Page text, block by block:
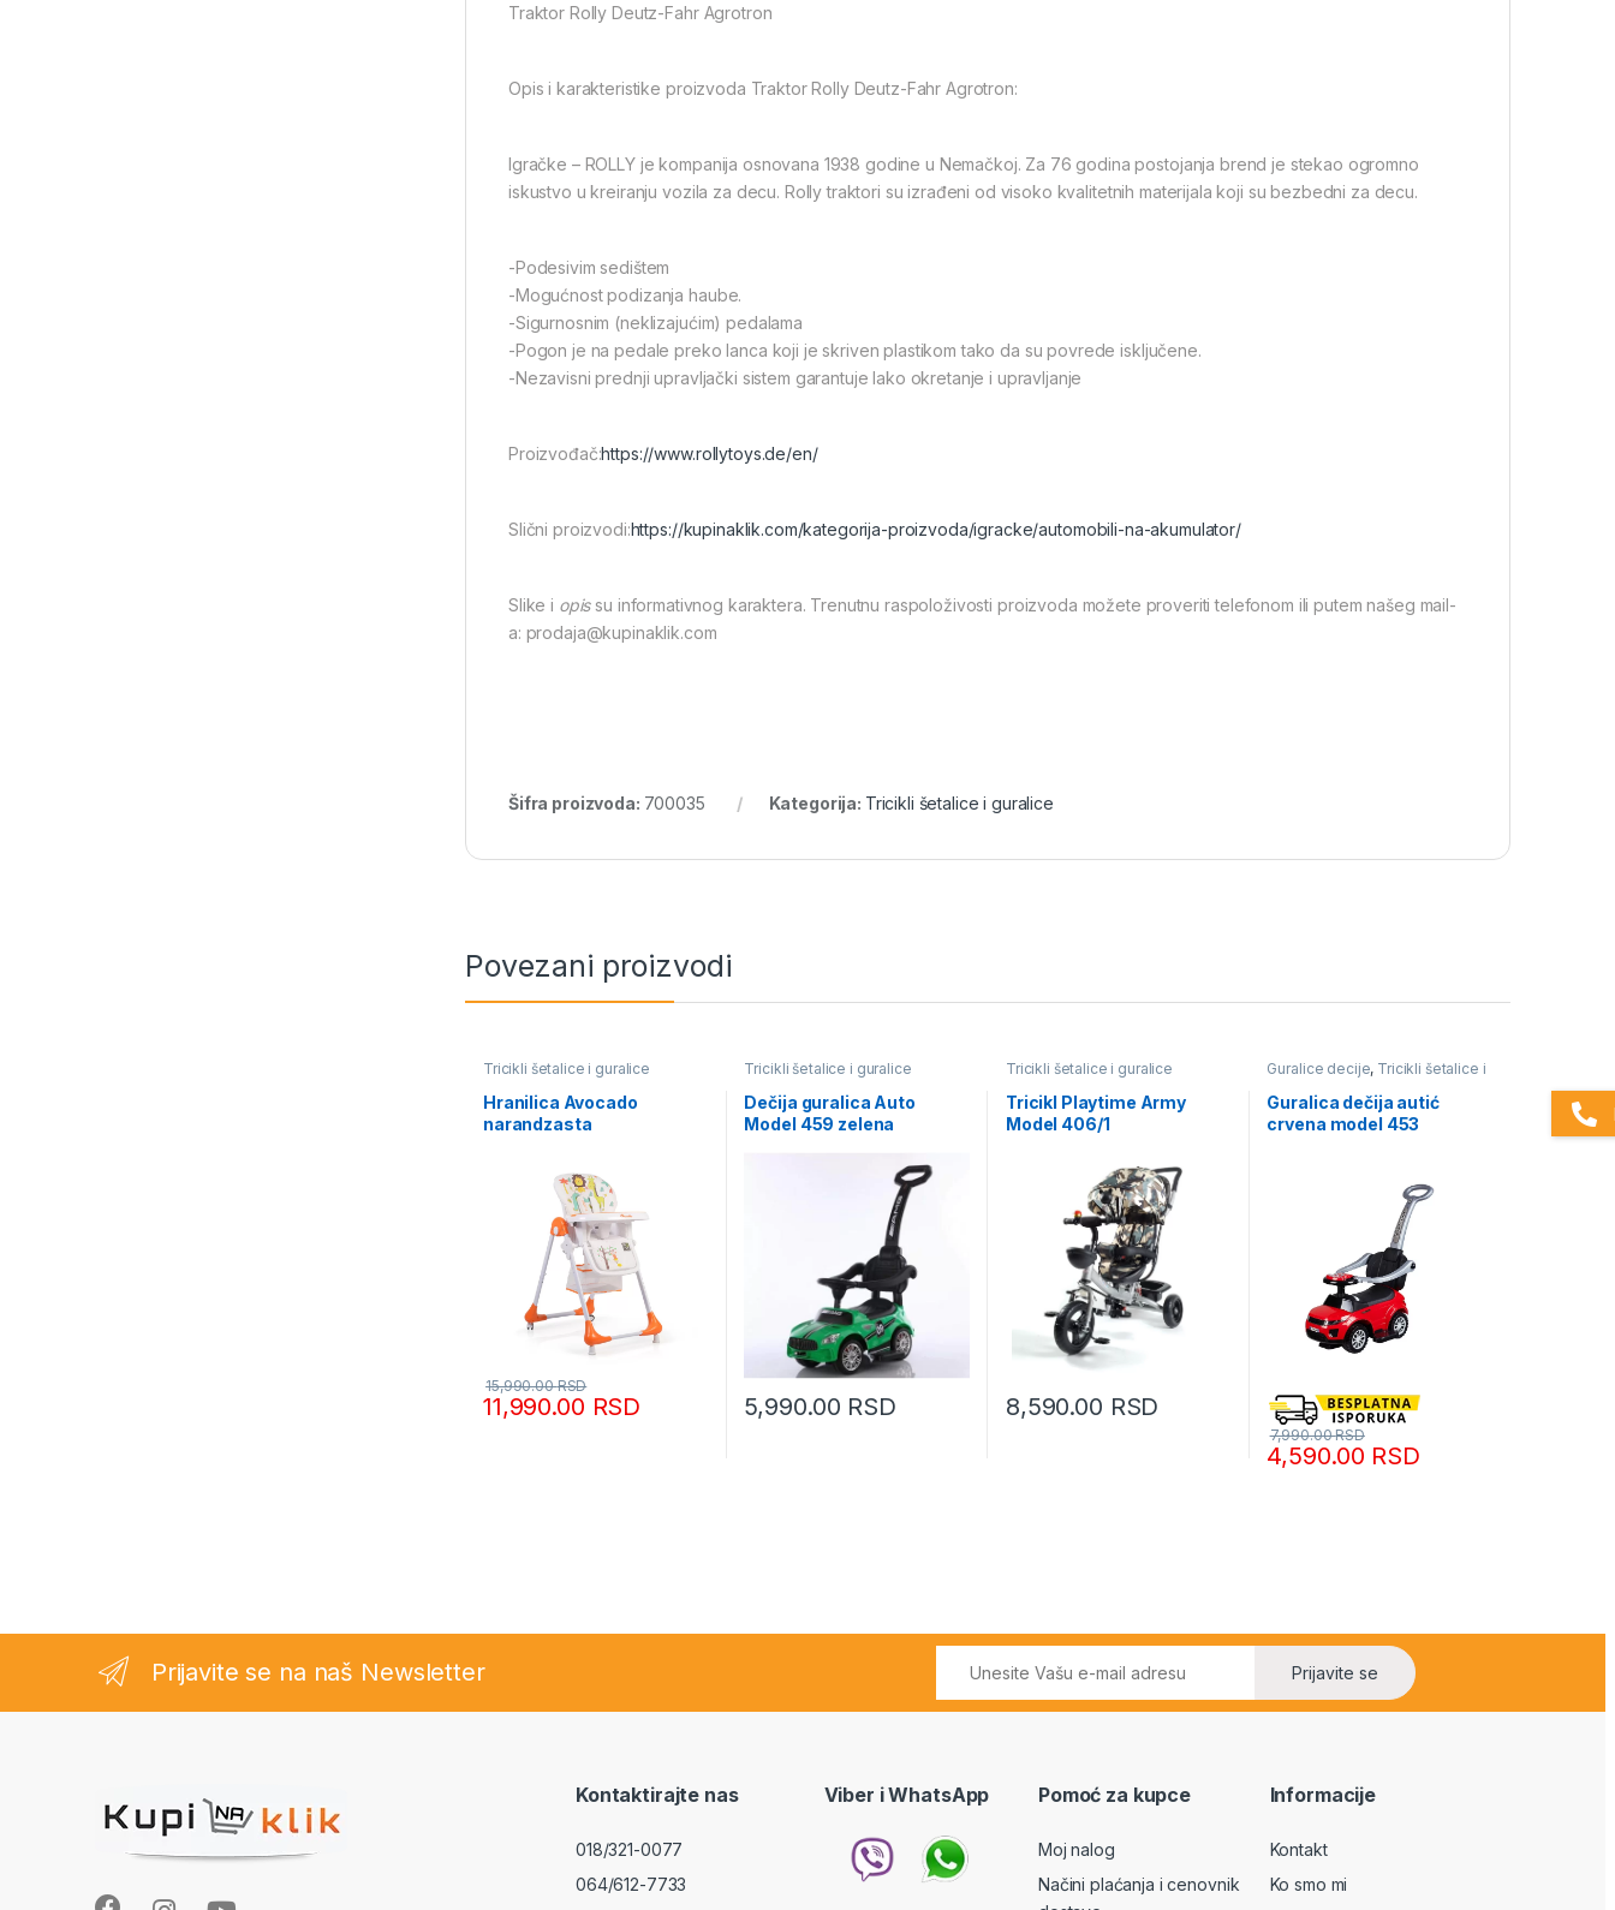
Traktor Rolly Deutz-Fahr Agrotron
Opis i karakteristike proizvoda Traktor Rolly Deutz-Fahr Agrotron:
Igračke – ROLLY je kompanija osnovana 1938 godine u Nemačkoj. Za 76 godina postojanja brend je stekao ogromno
iskustvo u kreiranju vozila za decu. Rolly traktori su izrađeni od visoko kvalitetnih materijala koji su bezbedni za decu.
-Podesivim sedištem
-Mogućnost podizanja haube.
-Sigurnosnim (neklizajućim) pedalama
-Pogon je na pedale preko lanca koji je skriven plastikom tako da su povrede isključene.
-Nezavisni prednji upravljački sistem garantuje lako okretanje i upravljanje
Proizvođač:https://www.rollytoys.de/en/
Slični proizvodi:https://kupinaklik.com/kategorija-proizvoda/igracke/automobili-na-akumulator/
Slike i opissu informativnog karaktera. Trenutnu raspoloživosti proizvoda možete proveriti telefonom ili putem našeg mail-
a: prodaja@kupinaklik.com
Šifra proizvoda: 700035 Kategorija: Tricikli šetalice i guralice
Povezani proizvodi
Tricikli šetalice i guralice
Hranilica Avocado
narandzasta
11,990.00 RSD
15,990.00RSD
Tricikli šetalice i guralice
Dečija guralica Auto
Model 459 zelena
5,990.00 RSD
Tricikli šetalice i guralice
Tricikl Playtime Army
Model 406/1
8,590.00 RSD
Guralice decije, Tricikli šetalice i
Guralica dečija autić
crvena model 453
4,590.00 RSD
7,990.00RSD
Prijavite se na naš Newsletter Prijavite se
Kontaktirajte nas
018/321-0077
064/612-7733
Viber i WhatsApp Pomoć za kupce
Moj nalog
Načini plaćanja i cenovnik
Informacije
Kontakt
Ko smo mi